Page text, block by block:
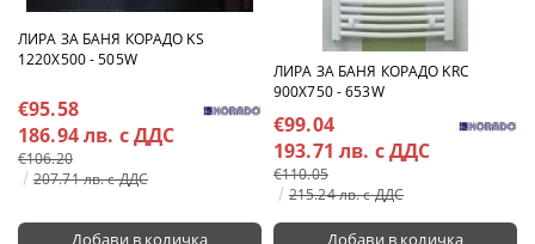
ЛИРА ЗА БАНЯ КОРАДО KS
1220X500 - 505W
€95.58
186.94 лв. с ДДС
€106.20
207.71 лв. с ДДС
ЛИРА ЗА БАНЯ КОРАДО KRC
900X750 - 653W
€99.04
193.71 лв. с ДДС
€110.05
215.24 лв. с ДДС